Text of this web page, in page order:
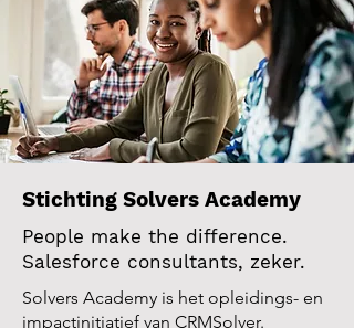
Stichting Solvers Academy
People make the difference.
Salesforce consultants, zeker.
Solvers Academy is het opleidings- en
impactinitiatief van CRMSolver.